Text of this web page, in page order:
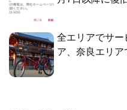
全エリアでサー
ア、奈良エリア